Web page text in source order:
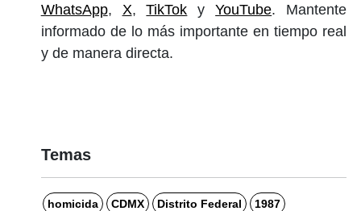
WhatsApp, X,TikTok yYouTube. Mantente
informado de lo más importante en tiempo real
y de manera directa.
Temas
homicida CDMX Distrito Federal 1987